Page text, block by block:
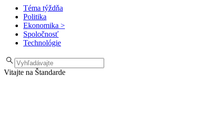
Téma týždňa
Politika
Ekonomika >
Spoločnosť
Technológie
Vitajte na Štandarde